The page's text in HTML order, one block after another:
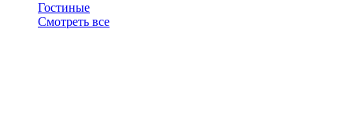
Гостиные
Смотреть все